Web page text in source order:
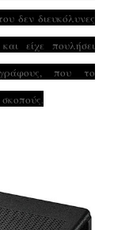
δεν διευκόλυνες
είχε πουλήσει
που το